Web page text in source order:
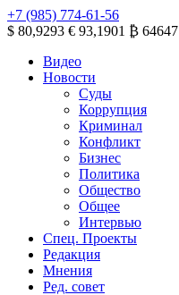
+7 (985) 774-61-56
$ 80,9293 € 93,1901 ₿ 64647
Видео
Новости
Суды
Коррупция
Криминал
Конфликт
Бизнес
Политика
Общество
Общее
Интервью
Спец. Проекты
Редакция
Мнения
Ред. совет